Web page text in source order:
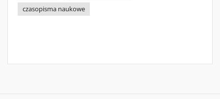
czasopisma naukowe